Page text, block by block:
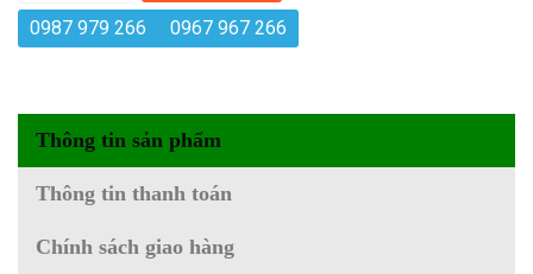
0987 979 266 0967 967 266
Thông tin sản phẩm
Thông tin thanh toán
Chính sách giao hàng